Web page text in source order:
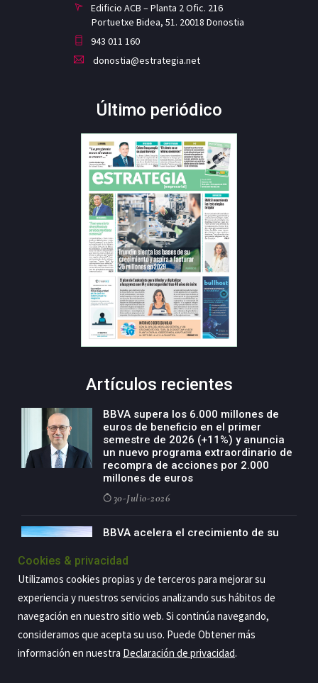
Edificio ACB – Planta 2 Ofic. 216
Portuetxe Bidea, 51. 20018 Donostia
943 011 160
donostia@estrategia.net
Último periódico
Artículos recientes
BBVA supera los 6.000 millones de
euros de beneficio en el primer
semestre de 2026 (+11%) y anuncia
un nuevo programa extraordinario de
recompra de acciones por 2.000
millones de euros
30-Julio-2026
BBVA acelera el crecimiento de su
de especialización presente en siete
29-Julio-2026
Copyright@2026 Estrategia Empresarial
Cookies & privacidad
Utilizamos cookies propias y de terceros para mejorar su
experiencia y nuestros servicios analizando sus hábitos de
navegación en nuestro sitio web. Si continúa navegando,
consideramos que acepta su uso. Puede Obtener más
información en nuestra Declaración de privacidad.